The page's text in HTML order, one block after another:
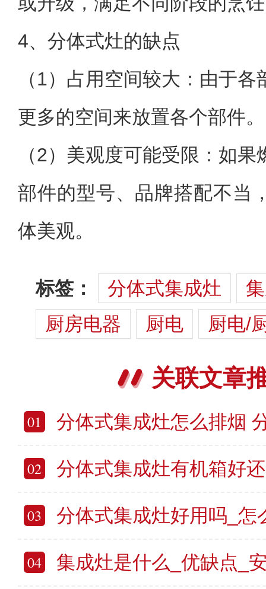
4、分体式灶的缺点
（1）占用空间较大：由于
更多的空间来放置各个部件。
（2）美观度可能受限：如
部件的型号、品牌搭配不当
体美观。
标签： 分体式集成灶
厨房电器
厨电 厨电/
关联文章
01 分体式集成灶怎么排烟 分体式集成
02 分体式集成灶有机箱好还是无机箱好 分
03 分体式集成灶好用吗_怎么选_安
04 集成灶是什么_优缺点_